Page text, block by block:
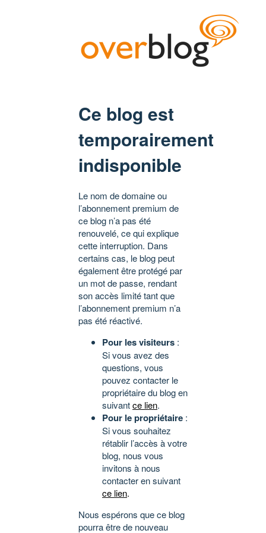
Ce blog est
temporairement
indisponible
Le nom de domaine ou
l’abonnement premium de
ce blog n’a pas été
renouvelé, ce qui explique
cette interruption. Dans
certains cas, le blog peut
également être protégé par
un mot de passe, rendant
son accès limité tant que
l’abonnement premium n’a
pas été réactivé.
Pour les visiteurs :
Si vous avez des
questions, vous
pouvez contacter le
propriétaire du blog en
suivantce lien.
Pour le propriétaire :
Si vous souhaitez
rétablir l’accès à votre
blog, nous vous
invitons à nous
contacter en suivant
ce lien.
Nous espérons que ce blog
pourra être de nouveau